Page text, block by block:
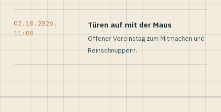
03.10.2026,
11:00
Türen auf mit der Maus
Offener Vereinstag zum Mitmachen und
Reinschnuppern.